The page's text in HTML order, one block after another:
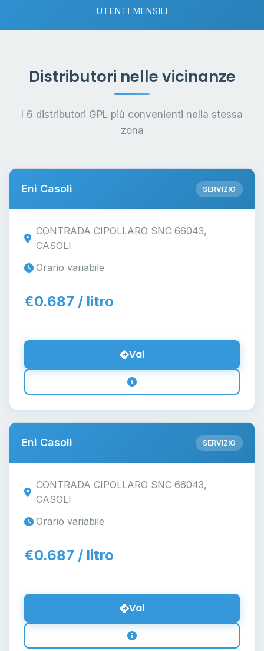
UTENTI MENSILI
Distributori nelle vicinanze
I 6 distributori GPL più convenienti nella stessa
zona
Eni Casoli SERVIZIO
CONTRADA CIPOLLARO SNC 66043,
CASOLI
Orario variabile
€0.687 / litro
Vai
Eni Casoli SERVIZIO
CONTRADA CIPOLLARO SNC 66043,
CASOLI
Orario variabile
€0.687 / litro
Vai